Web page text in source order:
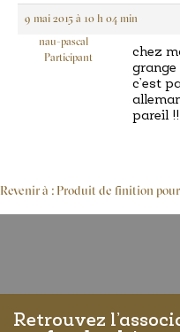
9 mai 2015 à 10 h 04 min
nau-pascal
Participant
chez
grange
c’est
pareil
Revenir à : Produit de finition
Retrouvez